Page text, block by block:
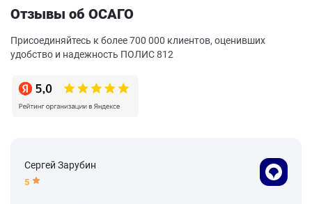
Отзывы об ОСАГО
Присоединяйтесь к более 700 000 клиентов, оценивших
удобство и надежность ПОЛИС 812
Сергей Зарубин
5